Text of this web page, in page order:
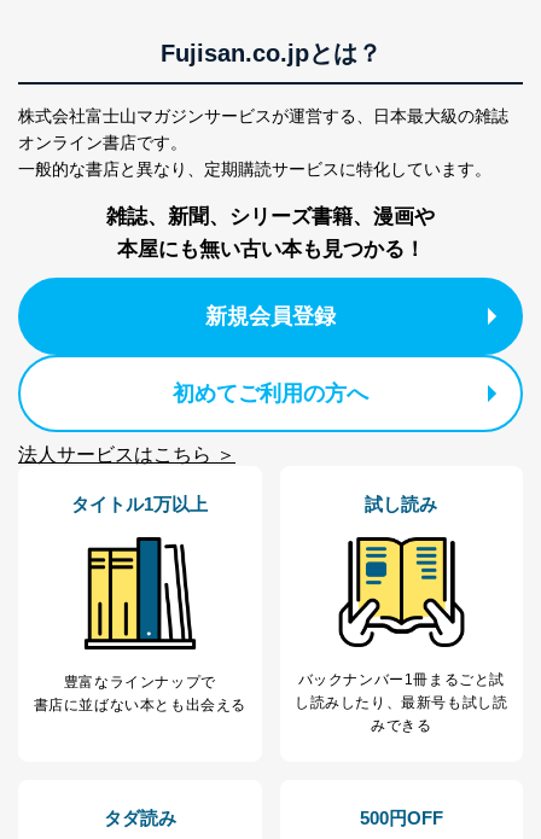
ス、キャンペーン等の広告に関す
4
個人情報
採用選考、ご連絡のため
5
当社の従業者の個
人情報
め
企業）からの委託
により当社の
定期購読サービス
提携企業及びお客様がご購入され
た商品の発売元企業からのｅメー
ル等による商品、
に関するご案内のため
SNS公式アカウン
の個人情報
当社のサービス利用状況の把握お
よびその分析のため
お問い合わせ対応、トラブル対
処、オペレーター教育など応対品
ー等にて公表する利用目的達成の
ータ（開示対象個人情報）の利用目的であり、下記4.の
開示等のご請求に対応させていただきます。
なお、6、7については、パートナー（提携企業）様又は
各SNS運営会社様にご請求いただきますようお願い致し
ます。
３．個人情報の第三者提供について
当社は、取得した個人情報を適切に管理し､あらかじめ
法令に基づく場合
人の生命､身体または財産の保護のために必要がある
Fujisan.co.jpとは？
株式会社富士山マガジンサービスが運営する、
日本最大級の雑誌
オンライン書店です。
一般的な書店と異なり、 定期購読サービスに特化しています。
雑誌、新聞、シリーズ書籍、漫画や
本屋にも無い古い本も見つかる！
新規会員登録
初めてご利用の方へ
法人サービスはこちら ＞
タイトル1万以上
豊富なラインナップで
書店に並ばない本とも出会える
試し読み
バックナンバー1冊まるごと試
し読み したり、最新号も試し読
みできる
タダ読み 500円OFF